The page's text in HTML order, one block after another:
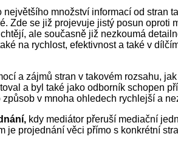
množství informací od stran
Zde se již projevuje jistý posun
ale současně již nezkoumá
na rychlost, efektivnost a také v
a zájmů stran v takovém rozsahu,
a byl také jako odborník schopen
v mnoha ohledech rychlejší a
kdy mediátor přeruší mediační
projednání věci přímo s konkrétní